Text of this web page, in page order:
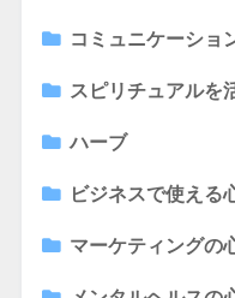
コミュニケーショ
スピリチュアルを
ハーブ
ビジネスで使える
マーケティングの